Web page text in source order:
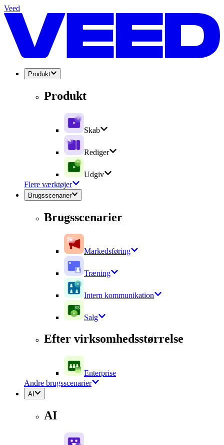
Veed
Produkt
Produkt
Skab
Rediger
Udgiv
Flere værktøjer
Brugsscenarier
Brugsscenarier
Markedsføring
Træning
Intern kommunikation
Salg
Efter virksomhedsstørrelse
Enterprise
Andre brugsscenarier
AI
AI